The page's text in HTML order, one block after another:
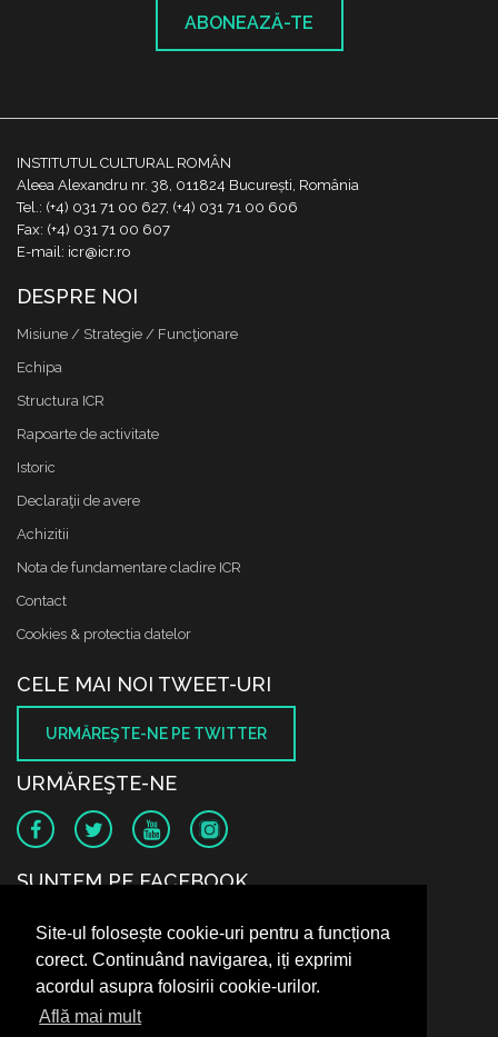
Site-ul folosește cookie-uri pentru a funcționa
corect. Continuând navigarea, iți exprimi
acordul asupra folosirii cookie-urilor.
Află mai mult
ABONEAZĂ-TE
INSTITUTUL CULTURAL ROMÂN
Aleea Alexandru nr. 38, 011824 București, România
Tel.: (+4) 031 71 00 627, (+4) 031 71 00 606
Fax: (+4) 031 71 00 607
E-mail: icr@icr.ro
DESPRE NOI
Misiune / Strategie / Funcţionare
Echipa
Structura ICR
Rapoarte de activitate
Istoric
Declaraţii de avere
Achizitii
Nota de fundamentare cladire ICR
Contact
Cookies & protectia datelor
CELE MAI NOI TWEET-URI
URMĂREŞTE-NE PE TWITTER
URMĂREŞTE-NE
SUNTEM PE FACEBOOK